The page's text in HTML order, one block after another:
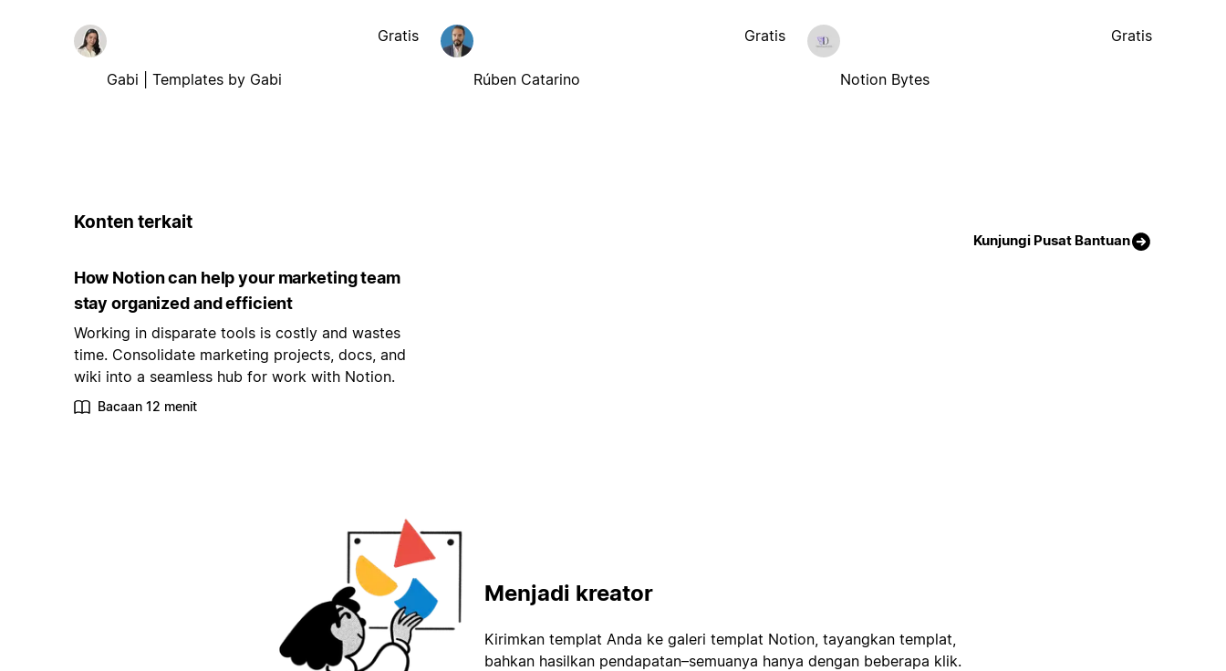
Gabi | Templates by Gabi
Gratis
Rúben Catarino
Gratis
Notion Bytes
Gratis
Konten terkait
Kunjungi Pusat Bantuan
How Notion can help your marketing team
stay organized and efficient
Working in disparate tools is costly and wastes
time. Consolidate marketing projects, docs, and
wiki into a seamless hub for work with Notion.
Bacaan 12 menit
Menjadi kreator
Kirimkan templat Anda ke galeri templat Notion, tayangkan templat,
bahkan hasilkan pendapatan–semuanya hanya dengan beberapa klik.